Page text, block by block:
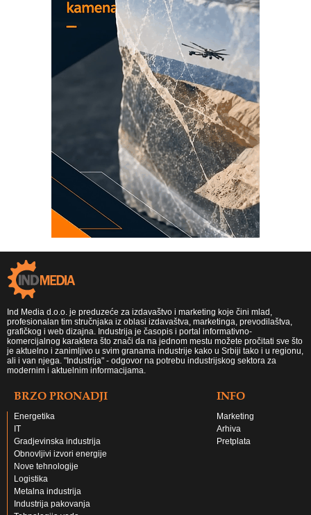
Ind Media d.o.o. je preduzeće za izdavaštvo i marketing koje čini mlad,
profesionalan tim stručnjaka iz oblasi izdavaštva, marketinga, prevodilaštva,
grafičkog i web dizajna. Industrija je časopis i portal informativno-
komercijalnog karaktera što znači da na jednom mestu možete pročitati sve što
je aktuelno i zanimljivo u svim granama industrije kako u Srbiji tako i u regionu,
ali i van njega. "Industrija" - odgovor na potrebu industrijskog sektora za
modernim i aktuelnim informacijama.
BRZO PRONADJI
Energetika
IT
Gradjevinska industrija
Obnovljivi izvori energije
Nove tehnologije
Logistika
Metalna industrija
Industrija pakovanja
INFO
Marketing
Arhiva
Pretplata